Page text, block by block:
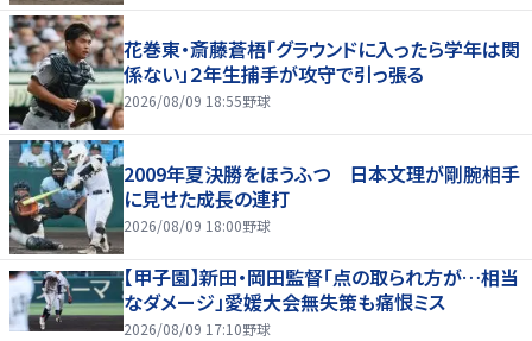
花巻東・斎藤蒼梧「グラウンドに入ったら学年は関
係ない」２年生捕手が攻守で引っ張る
2026/08/09 18:55野球
2009年夏決勝をほうふつ 日本文理が剛腕相手
に見せた成長の連打
2026/08/09 18:00野球
【甲子園】新田・岡田監督「点の取られ方が…相当
なダメージ」愛媛大会無失策も痛恨ミス
2026/08/09 17:10野球